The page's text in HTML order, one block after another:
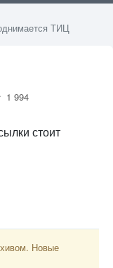
ТИЦ
1 994
стоит
Новые